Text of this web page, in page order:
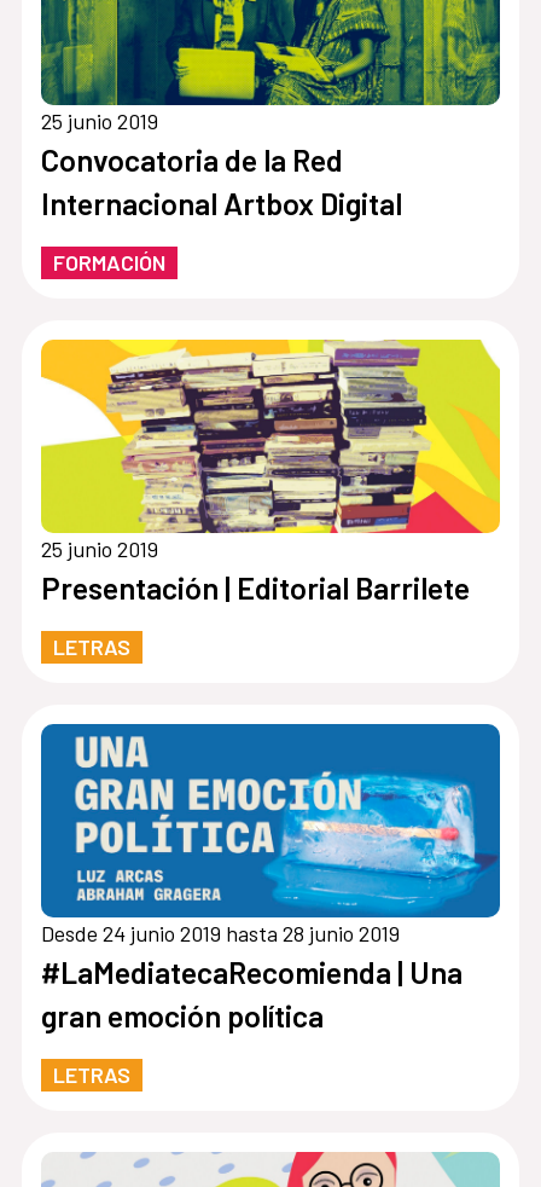
25 junio 2019
Convocatoria de la Red
Internacional Artbox Digital
FORMACIÓN
25 junio 2019
Presentación | Editorial Barrilete
LETRAS
Desde 24 junio 2019 hasta 28 junio 2019
#LaMediatecaRecomienda | Una
gran emoción política
LETRAS